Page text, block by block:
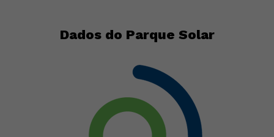
Dados do Parque Solar